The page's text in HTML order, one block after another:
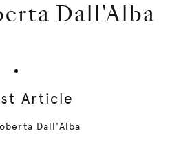
Dall'Alba
Article
Dall'Alba